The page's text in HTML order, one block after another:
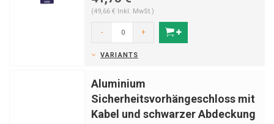
(49,66 € Inkl. MwSt.)
- +
VARIANTS
Aluminium
Sicherheitsvorhängeschloss mit
Kabel und schwarzer Abdeckung